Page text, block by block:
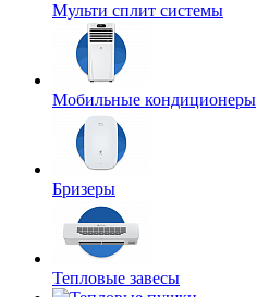
Мульти сплит системы
Мобильные кондиционеры
Бризеры
Тепловые завесы